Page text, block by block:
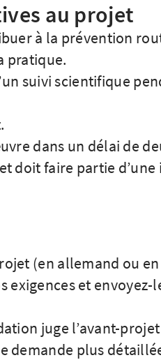
au projet
à la prévention
pratique.
suivi scientifique
dans un délai de
doit faire partie
(en allemand ou
exigences et envoyez-
juge l’avant-
demande plus